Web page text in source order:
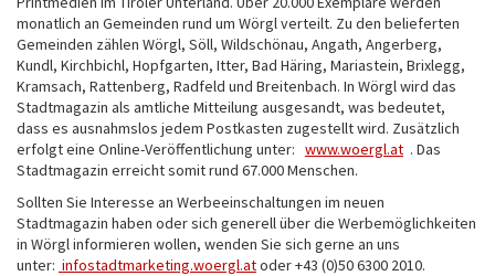
monatlich an Gemeinden rund um Wörgl verteilt. Zu den belieferten
Gemeinden zählen Wörgl, Söll, Wildschönau, Angath, Angerberg,
Kundl, Kirchbichl, Hopfgarten, Itter, Bad Häring, Mariastein, Brixlegg,
Kramsach, Rattenberg, Radfeld und Breitenbach. In Wörgl wird das
Stadtmagazin als amtliche Mitteilung ausgesandt, was bedeutet,
dass es ausnahmslos jedem Postkasten zugestellt wird. Zusätzlich
erfolgt eine Online-Veröffentlichung unter: www.woergl.at . Das
Stadtmagazin erreicht somit rund 67.000 Menschen.
Sollten Sie Interesse an Werbeeinschaltungen im neuen
Stadtmagazin haben oder sich generell über die Werbemöglichkeiten
in Wörgl informieren wollen, wenden Sie sich gerne an uns
unter: infostadtmarketing.woergl.atoder +43 (0)50 6300 2010.